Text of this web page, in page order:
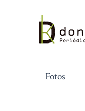
contenido
Fotos